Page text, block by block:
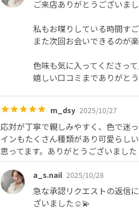
ご来店ありがとうございまし
私もお喋りしている時間す
また次回お会いできるのが
色味も気に入ってくださっ
嬉しい口コミまでありがと
m_dsy 2025/10/27
応対が丁寧で親しみやすく、色で迷
インもたくさん種類があり可愛らし
思ってます。ありがとうございました
a_s.nail 2025/10/28
急な承認リクエストの返信
ざいました☺️💫